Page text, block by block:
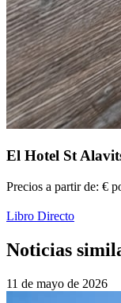
El Hotel St
Precios a partir de: €
Libro Directo
Noticias
11 de mayo de 2026